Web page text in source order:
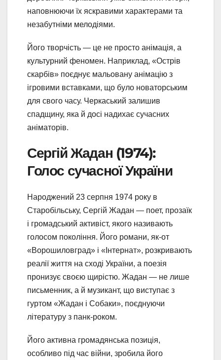
наповнюючи їх яскравими характерами та
незабутніми мелодіями.
Його творчість — це не просто анімація, а
культурний феномен. Наприклад, «Острів
скарбів» поєднує мальовану анімацію з
ігровими вставками, що було новаторським
для свого часу. Черкаський залишив
спадщину, яка й досі надихає сучасних
аніматорів.
Сергій Жадан (1974):
Голос сучасної України
Народжений 23 серпня 1974 року в
Старобільську, Сергій Жадан — поет, прозаїк
і громадський активіст, якого називають
голосом покоління. Його романи, як-от
«Ворошиловград» і «Інтернат», розкривають
реалії життя на сході України, а поезія
пронизує своєю щирістю. Жадан — не лише
письменник, а й музикант, що виступає з
гуртом «Жадан і Собаки», поєднуючи
літературу з панк-роком.
Його активна громадянська позиція,
особливо під час війни, зробила його